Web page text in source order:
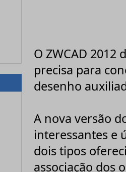
O ZWCAD
precisa para
desenho
A nova versão
interessantes e
dois tipos
associação dos